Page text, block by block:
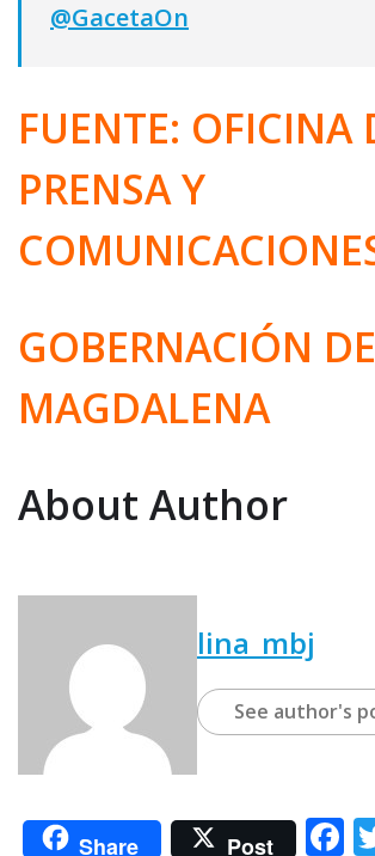
@GacetaOn
FUENTE: OFICINA
PRENSA Y
GOBERNACIÓN
MAGDALENA
About Author
lina_mbj
See author's
Share Post F